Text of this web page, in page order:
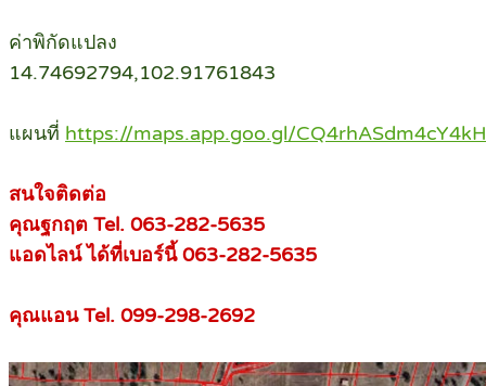
ค่าพิกัดแปลง
14.74692794,102.91761843
แผนที่ https://maps.app.goo.gl/
สนใจติดต่อ
คุณฐกฤต Tel. 063-282-5635
แอดไลน์ ได้ที่เบอร์นี้ 063-282-5635
คุณแอน Tel. 099-298-2692